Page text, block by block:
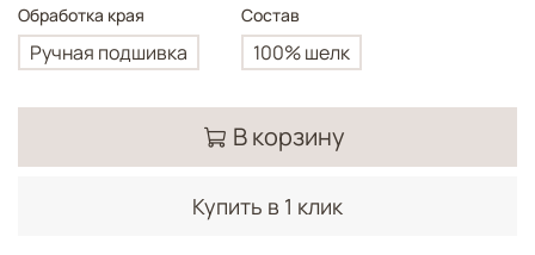
Обработка края
Ручная подшивка
Состав
100% шелк
В корзину
Купить в 1 клик